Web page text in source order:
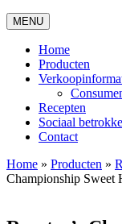
MENU
Home
Producten
Recepten
Sociaal
Contact
Home » Producten »
Championship Sweet